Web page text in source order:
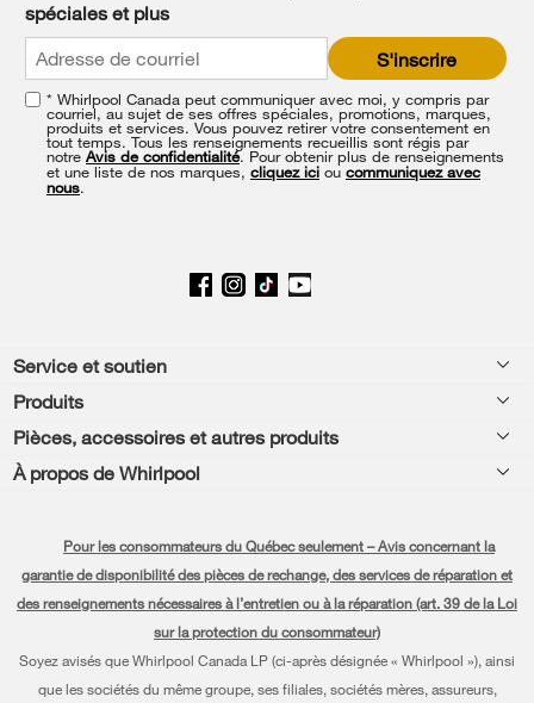
end
spéciales et plus
S'inscrire
* Whirlpool Canada peut communiquer avec moi, y compris par
courriel, au sujet de ses offres spéciales, promotions, marques,
produits et services. Vous pouvez retirer votre consentement en
tout temps. Tous les renseignements recueillis sont régis par
notre Avis de confidentialité. Pour obtenir plus de renseignements
et une liste de nos marques, cliquez ici ou communiquez avec
nous.
Footer
Service et soutien
Aide relative aux produits
Planifier une installation
Planifier une réparation
Renseignements relatifs à la garantie
Programmes de service prolongé
Produits
Laveuses et sécheuses
Appareils de cuisson
Lave-vaisselle et nettoyage
Filtres à eau
Pièces, accessoires et autres produits
Accessoires
Programme d’abonnement aux filtres à eau
À propos de Whirlpool
Communiquez avec nous
À propos de nous
Pour les consommateurs du Québec seulement – Avis concernant la
garantie de disponibilité des pièces de rechange, des services de réparation et
des renseignements nécessaires à l’entretien ou à la réparation (art. 39 de la Loi
sur la protection du consommateur)
Soyez avisés que Whirlpool Canada LP (ci-après désignée « Whirlpool »), ainsi
que les sociétés du même groupe, ses filiales, sociétés mères, assureurs,